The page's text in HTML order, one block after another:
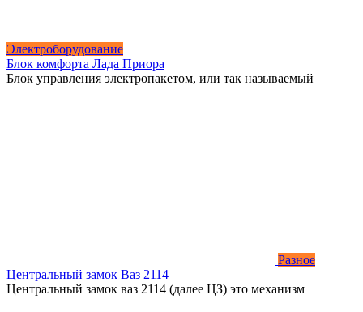
Электроборудование
Блок комфорта Лада Приора
Блок управления электропакетом, или так называемый
Разное
Центральный замок Ваз 2114
Центральный замок ваз 2114 (далее ЦЗ) это механизм